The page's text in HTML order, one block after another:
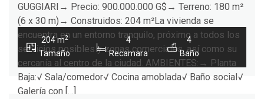
GUGGIARI→ Precio: 900.000.000 G$→ Terreno: 180 m²
(6 x 30 m)→ Construidos: 204 m²La vivienda se
encuentra en un entorno tranquilo, próximo a todos los
servicios posibles y zonas comerciales, así como su
cercanía al centro de la ciudad. AMBIENTES:→ Planta
Baja:√ Sala/comedor√ Cocina amoblada√ Baño social√
Galería con […]
204 m2
Tamaño
4
Recamara
4
Baño